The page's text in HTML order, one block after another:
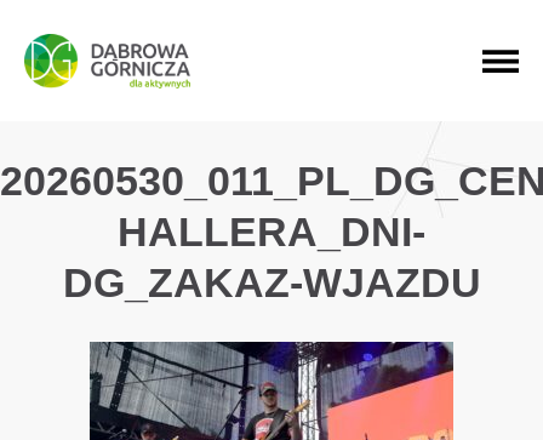
PRZEJDŹ DO MENU GŁÓWNEGO
PRZEJDŹ DO WYSZUKIWARKI
PRZEJDŹ DO TREŚCI
HALLERA_DNI-
DG_ZAKAZ-WJAZDU